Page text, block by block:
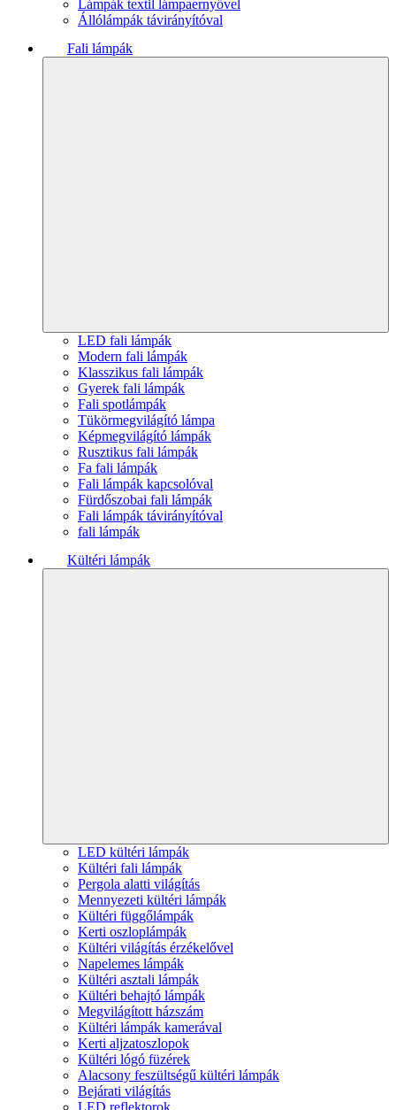
Lámpák textil lámpaernyővel
Állólámpák távirányítóval
Fali lámpák
LED fali lámpák
Modern fali lámpák
Klasszikus fali lámpák
Gyerek fali lámpák
Fali spotlámpák
Tükörmegvilágító lámpa
Képmegvilágító lámpák
Rusztikus fali lámpák
Fa fali lámpák
Fali lámpák kapcsolóval
Fürdőszobai fali lámpák
Fali lámpák távirányítóval
fali lámpák
Kültéri lámpák
LED kültéri lámpák
Kültéri fali lámpák
Pergola alatti világítás
Mennyezeti kültéri lámpák
Kültéri függőlámpák
Kerti oszloplámpák
Kültéri világítás érzékelővel
Napelemes lámpák
Kültéri asztali lámpák
Kültéri behajtó lámpák
Megvilágított házszám
Kültéri lámpák kamerával
Kerti aljzatoszlopok
Kültéri lógó füzérek
Alacsony feszültségű kültéri lámpák
Bejárati világítás
LED reflektorok